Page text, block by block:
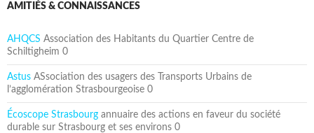
AMITIÉS & CONNAISSANCES
AHQCS Association des Habitants du Quartier Centre de
Schiltigheim 0
Astus ASsociation des usagers des Transports Urbains de
l’agglomération Strasbourgeoise 0
Écoscope Strasbourg annuaire des actions en faveur du société
durable sur Strasbourg et ses environs 0